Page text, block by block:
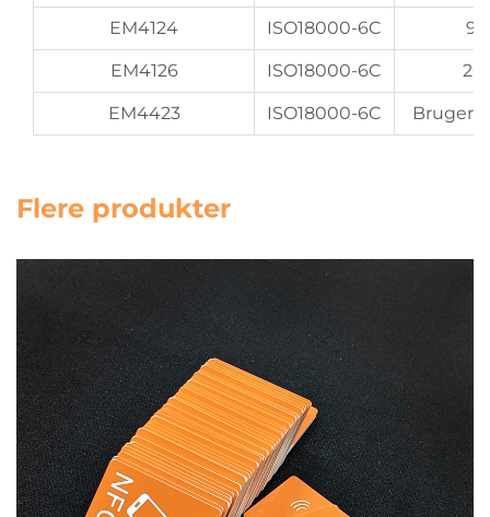
EM4124 ISO18000-6C
EM4126 ISO18000-6C
EM4423 ISO18000-6C Bruger
Flere produkter